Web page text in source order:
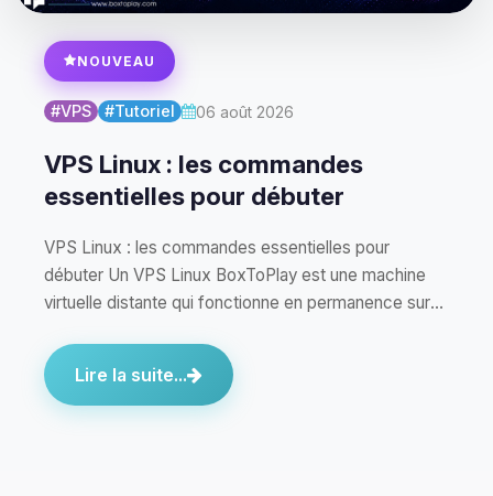
NOUVEAU
#VPS #Tutoriel 06 août 2026
VPS Linux : les commandes
essentielles pour débuter
VPS Linux : les commandes essentielles pour
débuter Un VPS Linux BoxToPlay est une machine
virtuelle distante qui fonctionne en permanence sur
Lire la suite...